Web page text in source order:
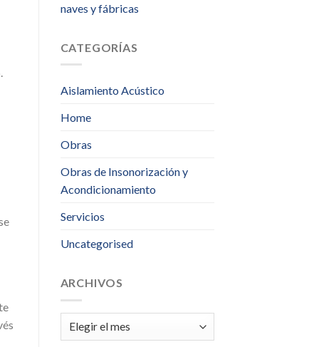
naves y fábricas
CATEGORÍAS
Aislamiento Acústico
Home
Obras
Obras de Insonorización y
Acondicionamiento
Servicios
Uncategorised
ARCHIVOS
Archivos